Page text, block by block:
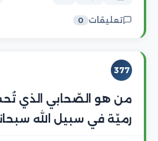
تعليقات 0
377
من هو الصّحابي الذي
رميّة في سبيل الله